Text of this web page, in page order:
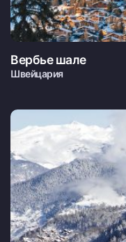
Вербье шале
Швейцария